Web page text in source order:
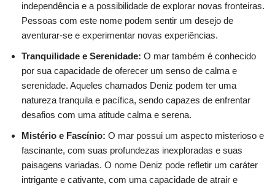
independência e a possibilidade de explorar novas fronteiras.
Pessoas com este nome podem sentir um desejo de
aventurar-se e experimentar novas experiências.
Tranquilidade e Serenidade: O mar também é conhecido
por sua capacidade de oferecer um senso de calma e
serenidade. Aqueles chamados Deniz podem ter uma
natureza tranquila e pacífica, sendo capazes de enfrentar
desafios com uma atitude calma e serena.
Mistério e Fascínio: O mar possui um aspecto misterioso e
fascinante, com suas profundezas inexploradas e suas
paisagens variadas. O nome Deniz pode refletir um caráter
intrigante e cativante, com uma capacidade de atrair e